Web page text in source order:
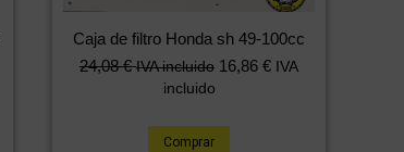
Caja de filtro Honda sh 49-100cc
24,08€ IVA incluido 16,86 € IVA
incluido
Comprar